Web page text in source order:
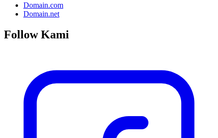
Domain.com
Domain.net
Follow Kami